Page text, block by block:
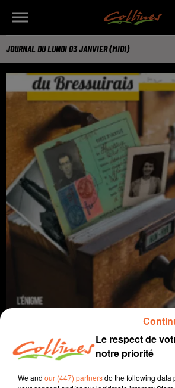
JOURNAL DU LUNDI 03 JANVIER (MIDI)
Le respect de
notre priorité
We and our (447) partnersdo the following data